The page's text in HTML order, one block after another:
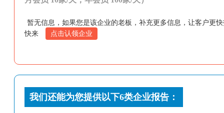
暂无信息，如果您是该企业的老板，补充更多信息，让客户更
快来
点击认领企业
我们还能为您提供以下6类企业报告：